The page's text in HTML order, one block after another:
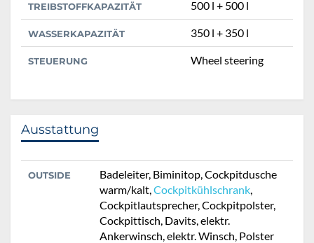
TREIBSTOFFKAPAZITÄT 500 l + 500 l
WASSERKAPAZITÄT 350 l + 350 l
STEUERUNG Wheel steering
Ausstattung
OUTSIDE
Badeleiter, Biminitop, Cockpitdusche
warm/kalt, Cockpitkühlschrank
Cockpitlautsprecher, Cockpitpolster,
Cockpittisch, Davits, elektr.
Ankerwinsch, elektr. Winsch, Polster